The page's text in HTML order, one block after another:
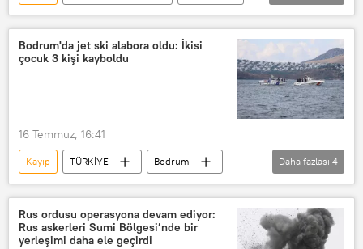
Rusya Savunma Bakanlığı
Rus Silahlı Kuvvetleri
Ukrayna
Dnepropetrovsk
İHA
İnsansız Hava Aracı (İHA)
Bodrum'da jet ski alabora oldu: İkisi
çocuk 3 kişi kayboldu
16 Temmuz, 16:41
Kayıp TÜRKİYE
Bodrum
Sahil Güvenlik Komutanlığı
Sahil Güvenlik
jetski Deniz
Daha fazlası 4
Rus ordusu operasyona devam ediyor:
Rus askerleri Sumi Bölgesi’nde bir
yerleşimi daha ele geçirdi